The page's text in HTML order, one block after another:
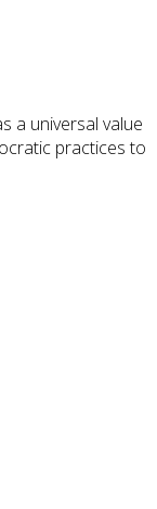
a universal value
practices to